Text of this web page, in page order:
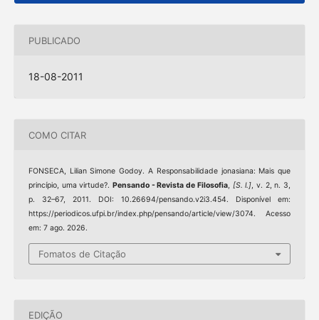
PUBLICADO
18-08-2011
COMO CITAR
FONSECA, Lilian Simone Godoy. A Responsabilidade jonasiana: Mais que
princípio, uma virtude?.Pensando - Revista de Filosofia, [S. l.], v. 2, n. 3,
p. 32–67, 2011. DOI: 10.26694/pensando.v2i3.454. Disponível em:
https://periodicos.ufpi.br/index.php/pensando/article/view/3074. Acesso
em: 7 ago. 2026.
Fomatos de Citação
EDIÇÃO